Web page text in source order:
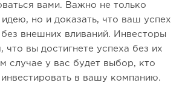
вами. Важно не только
но и доказать, что ваш успех
внешних вливаний. Инвесторы
что вы достигнете успеха без их
случае у вас будет выбор, кто
в вашу компанию.